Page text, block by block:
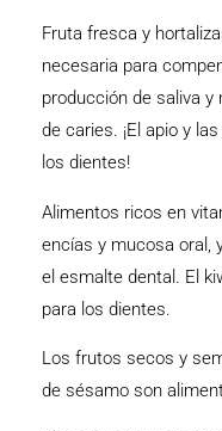
Fruta fresca y
necesaria para
producción de saliva
de caries. ¡El apio y
los dientes!
Alimentos ricos en
encías y mucosa oral,
el esmalte dental. El
para los dientes.
Los frutos secos y
de sésamo son